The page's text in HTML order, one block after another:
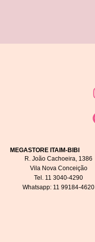
MEGASTORE ITAIM-BIBI
R. João Cachoeira, 1386
Vila Nova Conceição
Tel. 11 3040-4290
Whatsapp: 11 99184-4620